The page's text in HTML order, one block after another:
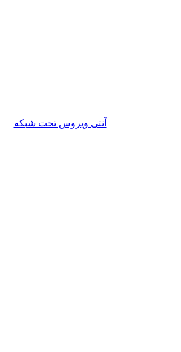
آنتی ویروس تحت شبکه